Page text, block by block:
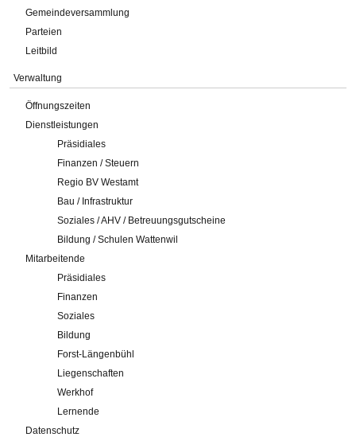
Gemeindeversammlung
Parteien
Leitbild
Verwaltung
Öffnungszeiten
Dienstleistungen
Präsidiales
Finanzen / Steuern
Regio BV Westamt
Bau / Infrastruktur
Soziales / AHV / Betreuungsgutscheine
Bildung / Schulen Wattenwil
Mitarbeitende
Präsidiales
Finanzen
Soziales
Bildung
Forst-Längenbühl
Liegenschaften
Werkhof
Lernende
Datenschutz